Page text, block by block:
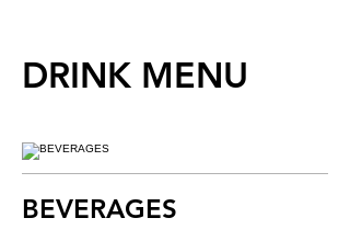
DRINK MENU
BEVERAGES